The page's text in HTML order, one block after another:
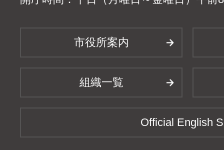
市役所案内
組織一覧
Official English